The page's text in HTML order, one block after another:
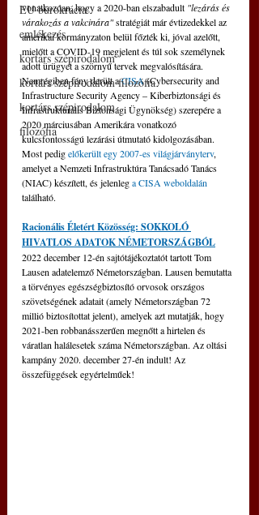
EU bürokrácia
emlékezés
kortárs szépirodalom
kortárs szépirodalom filozófia
kortárs szépirodalom
filozófia
vonatkozóan, hogy a 2020-ban elszabadult "lezárás és
várakozás a vakcinára" stratégiát már évtizedekkel az
amerikai kormányzaton belül főzték ki, jóval azelőtt,
mielőtt a COVID-19 megjelent és túl sok személynek
adott ürügyet a szörnyű tervek megvalósítására.
Nemrégiben fény derült a CISA (Cybersecurity and
Infrastructure Security Agency – Kiberbiztonsági és
Infrastrukturális Biztonsági Ügynökség) szerepére a
2020 márciusában Amerikára vonatkozó
kulcsfontosságú lezárási útmutató kidolgozásában.
Most pedig előkerült egy 2007-es világjárványterv,
amelyet a Nemzeti Infrastruktúra Tanácsadó Tanács
(NIAC) készített, és jelenleg a CISA weboldalán
található.
Racionális Életért Közösség: SOKKOLÓ
HIVATLOS ADATOK NÉMETORSZÁGBÓL
2022 december 12-én sajtótájékoztatót tartott Tom
Lausen adatelemző Németországban. Lausen bemutatta
a törvényes egészségbiztosító orvosok országos
szövetségének adatait (amely Németországban 72
millió biztosítottat jelent), amelyek azt mutatják, hogy
2021-ben robbanásszerűen megnőtt a hirtelen és
váratlan halálesetek száma Németországban. Az oltási
kampány 2020. december 27-én indult! Az
összefüggések egyértelműek!